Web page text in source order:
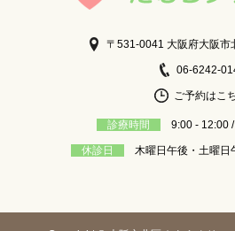
〒531-0041 大阪府大阪市
06-6242-
ご予約はこ
診療時間 9:00 - 12:00
休診日 木曜日午後・土曜日